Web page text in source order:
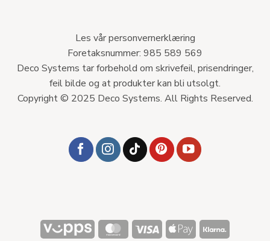
Les vår personvernerklæring
Foretaksnummer: 985 589 569
Deco Systems tar forbehold om skrivefeil, prisendringer,
feil bilde og at produkter kan bli utsolgt.
Copyright © 2025 Deco Systems. All Rights Reserved.
Vipps MasterCard
Visa
Apple
Klarna